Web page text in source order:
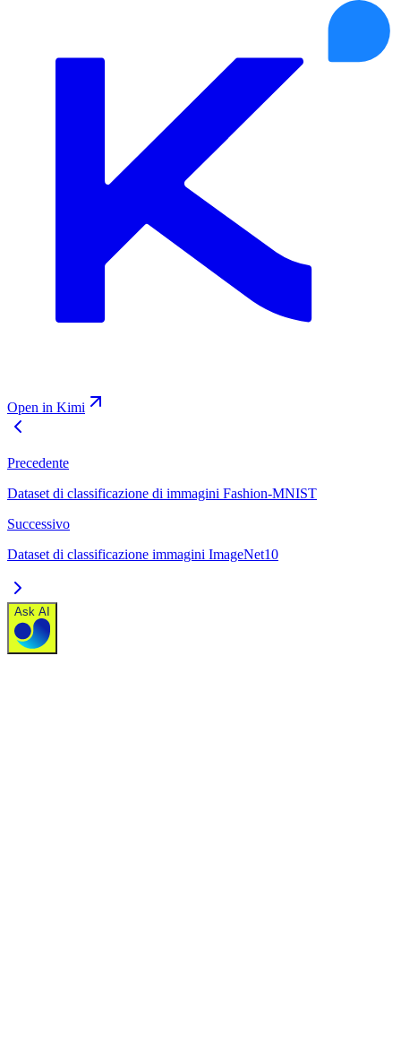
Open in Kimi
Precedente
Dataset di classificazione di immagini Fashion-MNIST
Successivo
Dataset di classificazione immagini ImageNet10
Ask AI